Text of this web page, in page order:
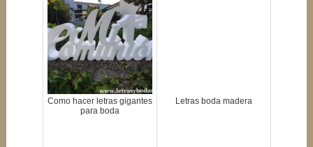
Como hacer letras gigantes
para boda
Letras boda madera